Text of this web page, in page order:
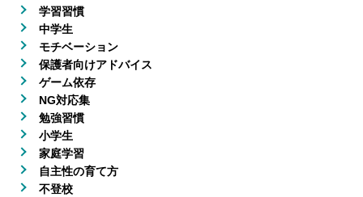
学習習慣
中学生
モチベーション
保護者向けアドバイス
ゲーム依存
NG対応集
勉強習慣
小学生
家庭学習
自主性の育て方
不登校